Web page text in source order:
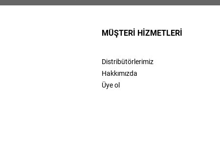
MÜŞTERİ HİZMETLERİ
Distribütörlerimiz
Hakkımızda
Üye ol